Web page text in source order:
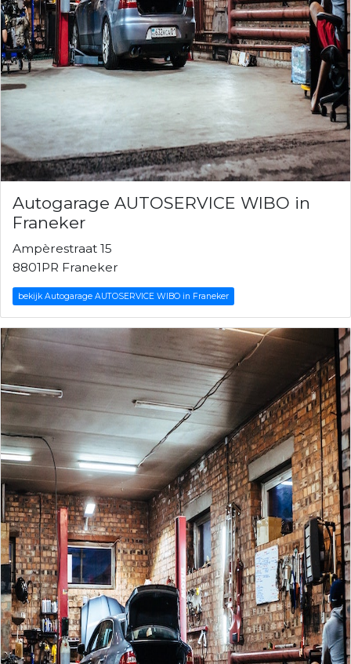
Autogarage AUTOSERVICE WIBO in
Franeker
Ampèrestraat 15
8801PR Franeker
bekijk Autogarage AUTOSERVICE WIBO in Franeker